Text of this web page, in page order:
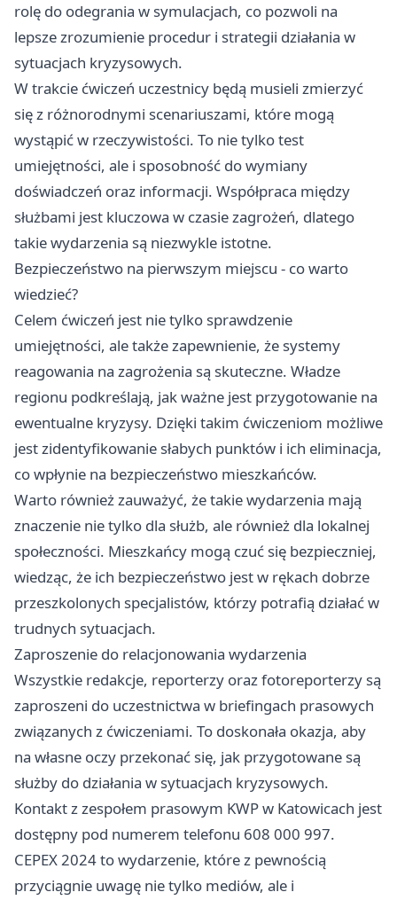
rolę do odegrania w symulacjach, co pozwoli na
lepsze zrozumienie procedur i strategii działania w
sytuacjach kryzysowych.
W trakcie ćwiczeń uczestnicy będą musieli zmierzyć
się z różnorodnymi scenariuszami, które mogą
wystąpić w rzeczywistości. To nie tylko test
umiejętności, ale i sposobność do wymiany
doświadczeń oraz informacji. Współpraca między
służbami jest kluczowa w czasie zagrożeń, dlatego
takie wydarzenia są niezwykle istotne.
Bezpieczeństwo na pierwszym miejscu - co warto
wiedzieć?
Celem ćwiczeń jest nie tylko sprawdzenie
umiejętności, ale także zapewnienie, że systemy
reagowania na zagrożenia są skuteczne. Władze
regionu podkreślają, jak ważne jest przygotowanie na
ewentualne kryzysy. Dzięki takim ćwiczeniom możliwe
jest zidentyfikowanie słabych punktów i ich eliminacja,
co wpłynie na bezpieczeństwo mieszkańców.
Warto również zauważyć, że takie wydarzenia mają
znaczenie nie tylko dla służb, ale również dla lokalnej
społeczności. Mieszkańcy mogą czuć się bezpieczniej,
wiedząc, że ich bezpieczeństwo jest w rękach dobrze
przeszkolonych specjalistów, którzy potrafią działać w
trudnych sytuacjach.
Zaproszenie do relacjonowania wydarzenia
Wszystkie redakcje, reporterzy oraz fotoreporterzy są
zaproszeni do uczestnictwa w briefingach prasowych
związanych z ćwiczeniami. To doskonała okazja, aby
na własne oczy przekonać się, jak przygotowane są
służby do działania w sytuacjach kryzysowych.
Kontakt z zespołem prasowym KWP w Katowicach jest
dostępny pod numerem telefonu 608 000 997.
CEPEX 2024 to wydarzenie, które z pewnością
przyciągnie uwagę nie tylko mediów, ale i